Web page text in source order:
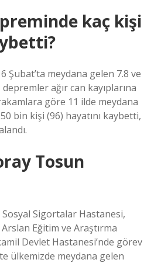
kaç kişi
Şubat’ta meydana gelen 7.8 ve
ağır can kayıplarına
göre 11 ilde meydana
bin kişi (96) hayatını kaybetti,
Tosun
Sosyal Sigortalar Hastanesi,
Eğitim ve Araştırma
Devlet Hastanesi’nde görev
ülkemizde meydana gelen